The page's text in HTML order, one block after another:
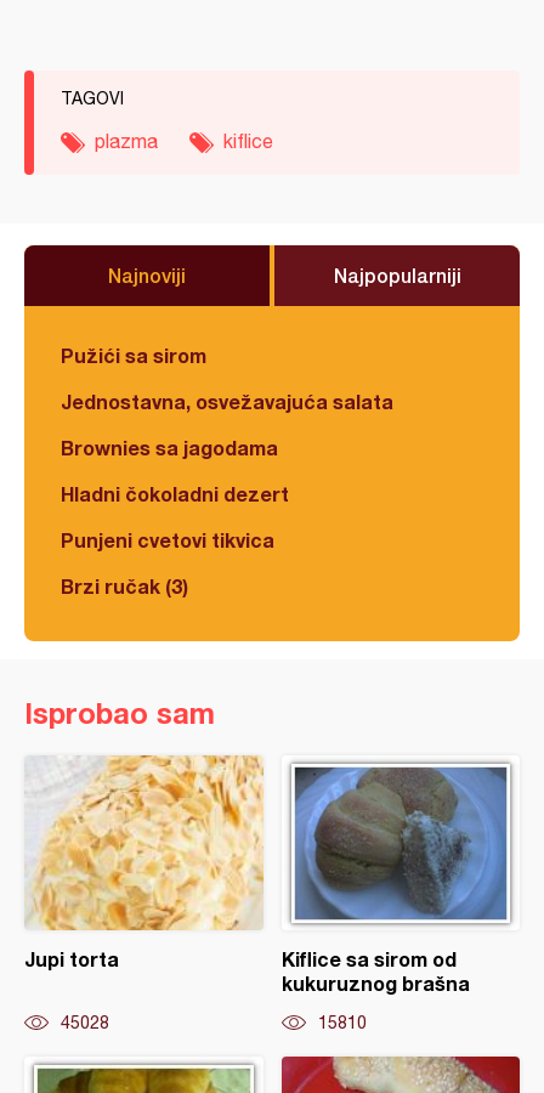
TAGOVI
plazma kiflice
Najnoviji Najpopularniji
Pužići sa sirom
Jednostavna, osvežavajuća salata
Brownies sa jagodama
Hladni čokoladni dezert
Punjeni cvetovi tikvica
Brzi ručak (3)
Isprobao sam
Jupi torta
45028
Kiflice sa sirom od
kukuruznog brašna
15810